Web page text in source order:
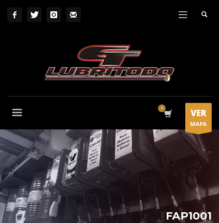
VER
MAPA
FAP1001